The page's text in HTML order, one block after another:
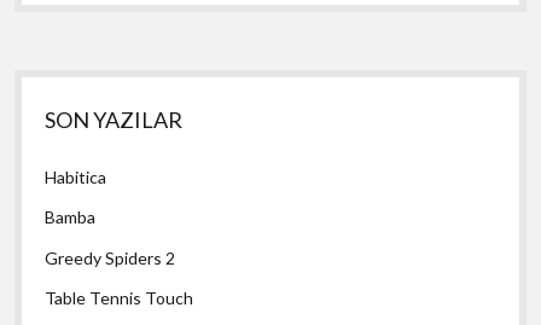
Yan
Menü
SON YAZILAR
Habitica
Bamba
Greedy Spiders 2
Table Tennis Touch